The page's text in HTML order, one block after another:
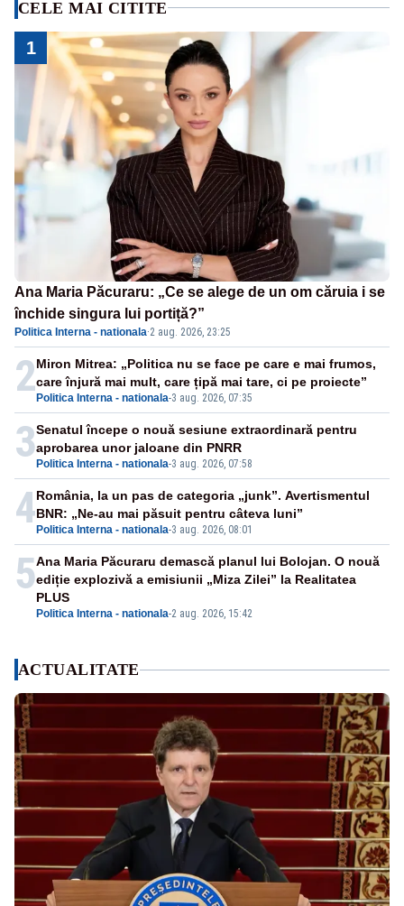
CELE MAI CITITE
1
Ana Maria Păcuraru: „Ce se alege de un om căruia i se
închide singura lui portiță?”
Politica Interna - nationala·2 aug. 2026, 23:25
2 Politica Interna - nationala-3 aug. 2026, 07:35
Miron Mitrea: „Politica nu se face pe care e mai frumos,
care înjură mai mult, care țipă mai tare, ci pe proiecte”
3 Politica Interna - nationala-3 aug. 2026, 07:58
Senatul începe o nouă sesiune extraordinară pentru
aprobarea unor jaloane din PNRR
4 Politica Interna - nationala-3 aug. 2026, 08:01
România, la un pas de categoria „junk”. Avertismentul
BNR: „Ne-au mai păsuit pentru câteva luni”
5
Politica Interna - nationala-2 aug. 2026, 15:42
Ana Maria Păcuraru demască planul lui Bolojan. O nouă
ediție explozivă a emisiunii „Miza Zilei” la Realitatea
PLUS
ACTUALITATE